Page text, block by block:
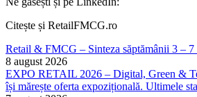
Citește și RetailFMCG.ro
Retail & FMCG – Sinteza săptămânii 3 – 7
8 august 2026
EXPO RETAIL 2026 – Digital, Green &
își mărește oferta expozițională. Ultimele